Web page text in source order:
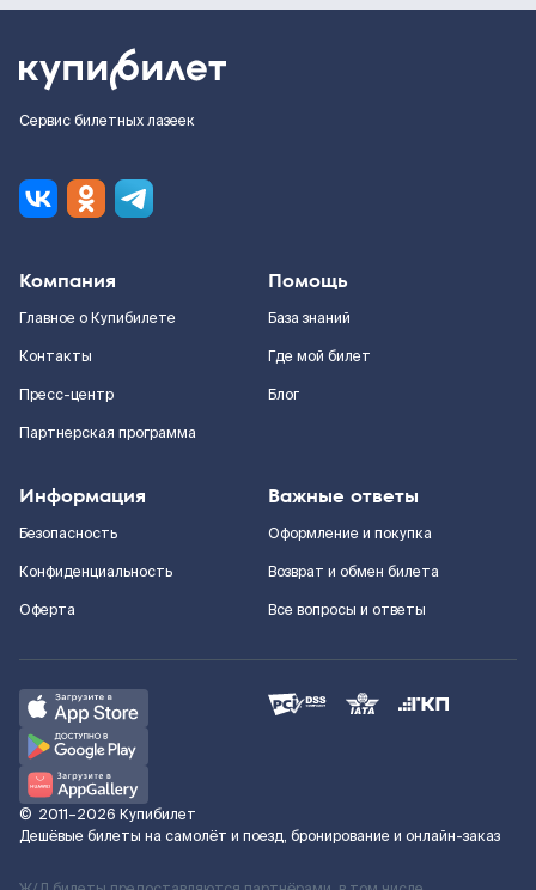
Сервис билетных лазеек
Компания
Главное о Купибилете
Контакты
Пресс-центр
Партнерская программа
Помощь
База знаний
Где мой билет
Блог
Информация
Безопасность
Конфиденциальность
Оферта
Важные ответы
Оформление и покупка
Возврат и обмен билета
Все вопросы и ответы
© 2011–2026 Купибилет
Дешёвые билеты на самолёт и поезд, бронирование и онлайн-заказ